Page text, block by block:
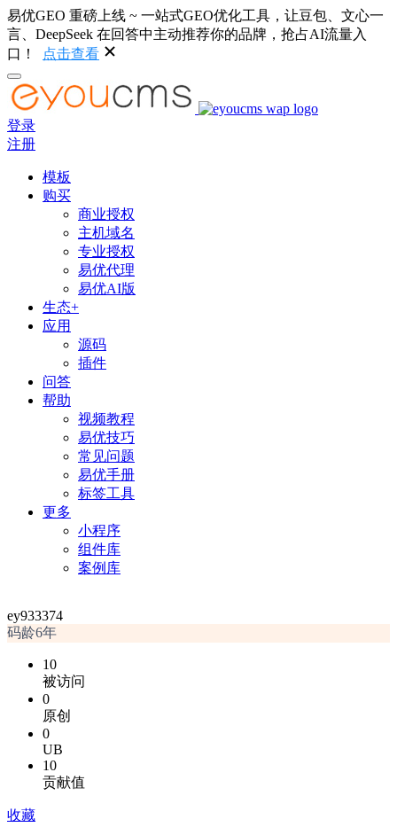
易优GEO 重磅上线 ~ 一站式GEO优化工具，让豆包、文心一
言、DeepSeek 在回答中主动推荐你的品牌，抢占AI流量入
口！
点击查看
登录
注册
模板
购买
商业授权
主机域名
专业授权
易优代理
易优AI版
生态+
应用
源码
插件
问答
帮助
视频教程
易优技巧
常见问题
易优手册
标签工具
更多
小程序
组件库
案例库
ey933374
码龄6年
10
被访问
0
原创
0
UB
10
贡献值
收藏